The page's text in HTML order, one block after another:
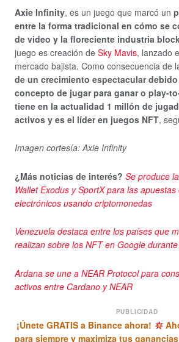
Axie Infinity, es un juego que marcó un
entre la forma tradicional en cómo se
de video y la floreciente industria
juego es creación de Sky Mavis, lanzado
mercado bajista. Como consecuencia de
de un crecimiento espectacular
concepto de jugar para ganar o play-
tiene en la actualidad 1 millón de
activos y es el líder en juegos NFT,
Imagen cortesía: Axie Infinity
¿Más noticias de interés? Se produce
Wallet Exodus y SportX para las
electrónicos usando criptomonedas
Venezuela destaca entre los países que
realizan sobre los NFT en Google
Ardana se une a NEAR Protocol para
activos entre Cardano y NEAR
PUBLICIDAD
¡Únete GRATIS a Binance ahora!
para siempre y maximiza tus